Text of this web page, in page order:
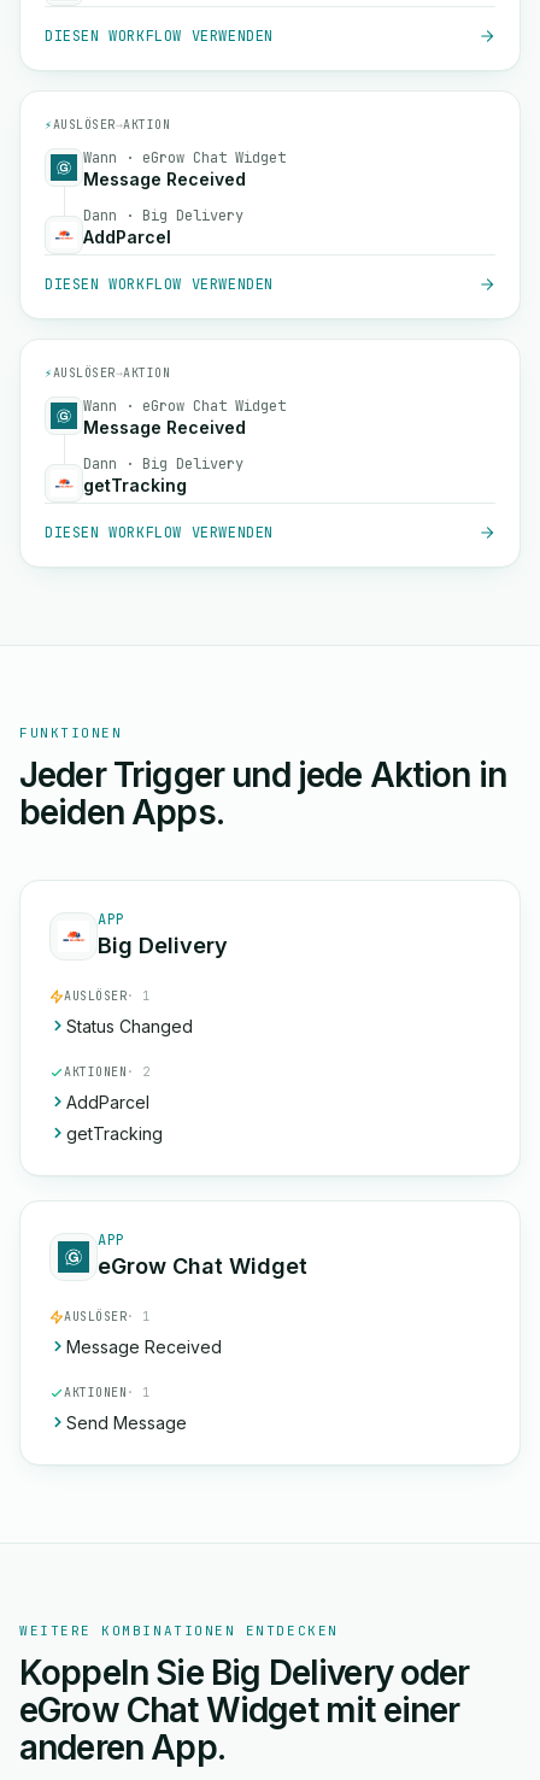
DIESEN WORKFLOW VERWENDEN
⚡AUSLÖSER→AKTION
Wann · eGrow Chat Widget
Message Received
Dann · Big Delivery
AddParcel
DIESEN WORKFLOW VERWENDEN
⚡AUSLÖSER→AKTION
Wann · eGrow Chat Widget
Message Received
Dann · Big Delivery
getTracking
DIESEN WORKFLOW VERWENDEN
FUNKTIONEN
Jeder Trigger und jede Aktion in
beiden Apps.
APP
Big Delivery
AUSLÖSER· 1
Status Changed
AKTIONEN · 2
AddParcel
getTracking
APP
eGrow Chat Widget
AUSLÖSER· 1
Message Received
AKTIONEN · 1
Send Message
WEITERE KOMBINATIONEN ENTDECKEN
Koppeln Sie Big Delivery oder
eGrow Chat Widget mit einer
anderen App.